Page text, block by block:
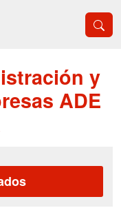
y
ADE